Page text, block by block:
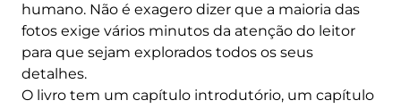
humano. Não é exagero dizer que a maioria das
fotos exige vários minutos da atenção do leitor
para que sejam explorados todos os seus
detalhes.
O livro tem um capítulo introdutório, um capítulo